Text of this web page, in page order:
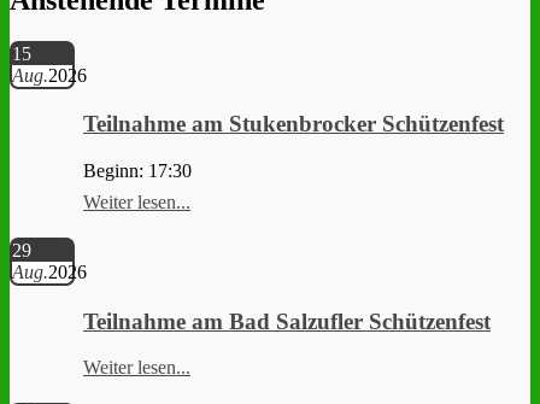
15
Aug.2026
Teilnahme am Stukenbrocker Schützenfest
Beginn: 17:30
Weiter lesen...
29
Aug.2026
Teilnahme am Bad Salzufler Schützenfest
Weiter lesen...